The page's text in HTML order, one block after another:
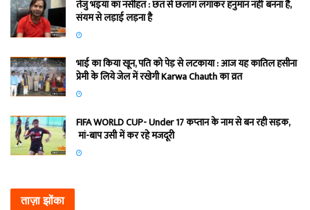
तेजु भइया का नसीहत : छत से छलांग लगाकर हनुमान नहीं बनना है,
संयम से लड़ाई लड़ना है
भाई का किया खून, पति को पेड़ से लटकाया : आज यह कातिल हसीना
प्रेमी के लिये जेल में रखेगी Karwa Chauth का व्रत
FIFA WORLD CUP- Under 17 कप्‍तान के नाम से बन रही सड़क,
मां-बाप उसी में कर रहे मजदूरी
ताज़ा झोंका